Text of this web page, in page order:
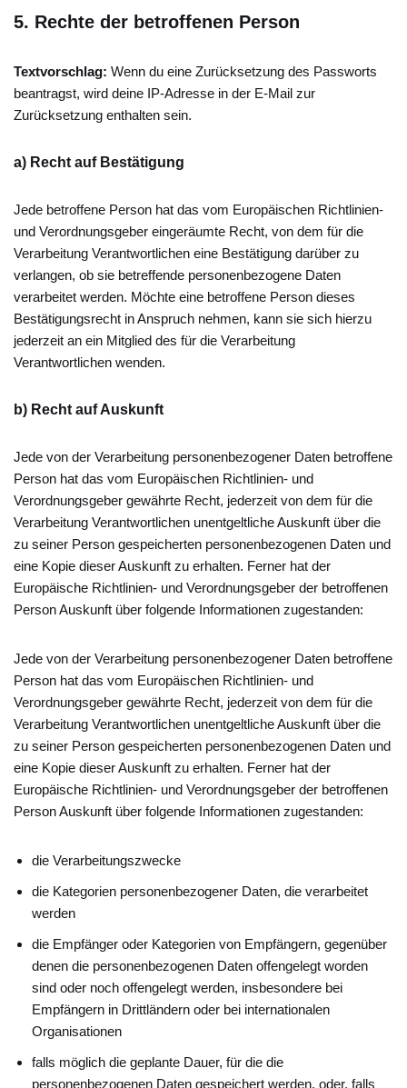
5. Rechte der betroffenen Person
Textvorschlag: Wenn du eine Zurücksetzung des Passworts
beantragst, wird deine IP-Adresse in der E-Mail zur
Zurücksetzung enthalten sein.
a) Recht auf Bestätigung
Jede betroffene Person hat das vom Europäischen Richtlinien-
und Verordnungsgeber eingeräumte Recht, von dem für die
Verarbeitung Verantwortlichen eine Bestätigung darüber zu
verlangen, ob sie betreffende personenbezogene Daten
verarbeitet werden. Möchte eine betroffene Person dieses
Bestätigungsrecht in Anspruch nehmen, kann sie sich hierzu
jederzeit an ein Mitglied des für die Verarbeitung
Verantwortlichen wenden.
b) Recht auf Auskunft
Jede von der Verarbeitung personenbezogener Daten betroffene
Person hat das vom Europäischen Richtlinien- und
Verordnungsgeber gewährte Recht, jederzeit von dem für die
Verarbeitung Verantwortlichen unentgeltliche Auskunft über die
zu seiner Person gespeicherten personenbezogenen Daten und
eine Kopie dieser Auskunft zu erhalten. Ferner hat der
Europäische Richtlinien- und Verordnungsgeber der betroffenen
Person Auskunft über folgende Informationen zugestanden:
Jede von der Verarbeitung personenbezogener Daten betroffene
Person hat das vom Europäischen Richtlinien- und
Verordnungsgeber gewährte Recht, jederzeit von dem für die
Verarbeitung Verantwortlichen unentgeltliche Auskunft über die
zu seiner Person gespeicherten personenbezogenen Daten und
eine Kopie dieser Auskunft zu erhalten. Ferner hat der
Europäische Richtlinien- und Verordnungsgeber der betroffenen
Person Auskunft über folgende Informationen zugestanden:
die Verarbeitungszwecke
die Kategorien personenbezogener Daten, die verarbeitet
werden
die Empfänger oder Kategorien von Empfängern, gegenüber
denen die personenbezogenen Daten offengelegt worden
sind oder noch offengelegt werden, insbesondere bei
Empfängern in Drittländern oder bei internationalen
Organisationen
falls möglich die geplante Dauer, für die die
personenbezogenen Daten gespeichert werden, oder, falls